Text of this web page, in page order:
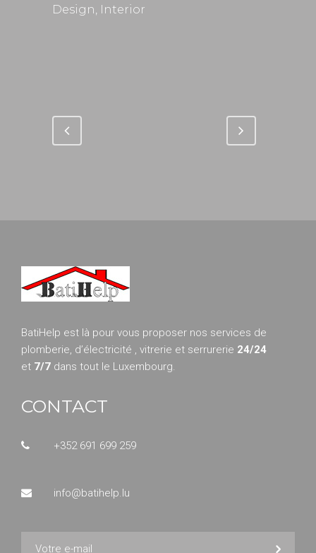
Design, Interior
BatiHelp est là pour vous proposer nos services de
plomberie, d’électricité , vitrerie et serrurerie 24/24
et 7/7 dans tout le Luxembourg.
CONTACT
+352 691 699 259
info@batihelp.lu